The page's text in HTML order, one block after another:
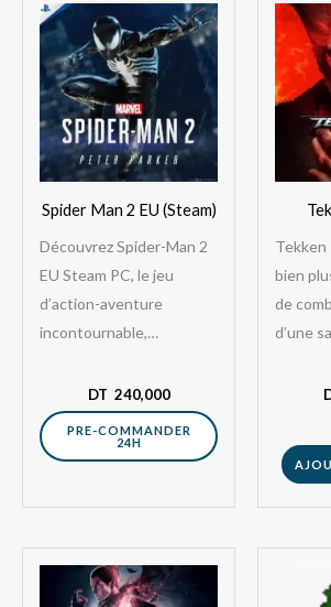
Spider Man 2 EU (Steam)
Découvrez Spider-Man 2
EU Steam PC, le jeu
d’action-aventure
incontournable,
pour les joueurs en
Tunisie. Plongez dans un
New York détaillé et
DT 240,000
PRE-COMMANDER
24H
Tekken
bien
de
d’une